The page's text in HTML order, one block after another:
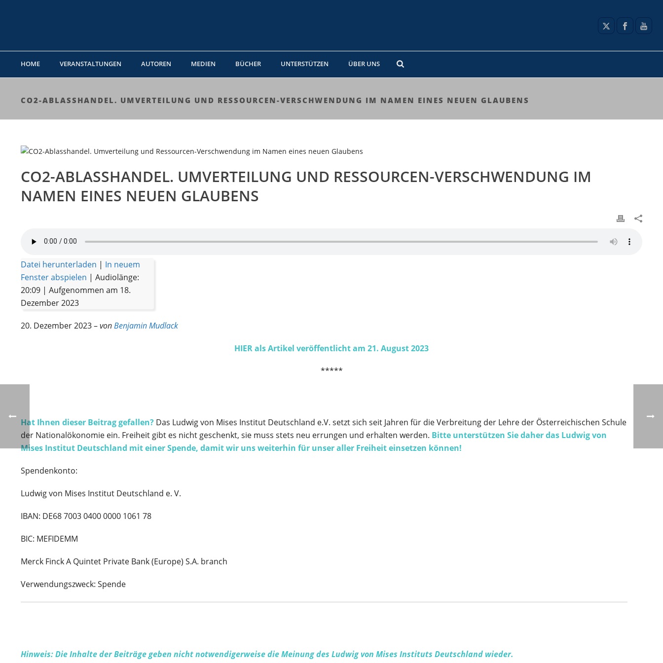
HOME VERANSTALTUNGEN AUTOREN MEDIEN BÜCHER UNTERSTÜTZEN ÜBER UNS
CO2-ABLASSHANDEL. UMVERTEILUNG UND RESSOURCEN-VERSCHWENDUNG IM NAMEN EINES NEUEN GLAUBENS
CO2-ABLASSHANDEL. UMVERTEILUNG UND RESSOURCEN-VERSCHWENDUNG IM
NAMEN EINES NEUEN GLAUBENS
Datei herunterladen | In neuem
Fenster abspielen | Audiolänge:
20:09 | Aufgenommen am 18.
Dezember 2023
20. Dezember 2023 –vonBenjamin Mudlack
HIER als Artikel veröffentlicht am 21. August 2023
*****
Hat Ihnen dieser Beitrag gefallen? Das Ludwig von Mises Institut Deutschland e.V. setzt sich seit Jahren für die Verbreitung der Lehre der Österreichischen Schule
der Nationalökonomie ein. Freiheit gibt es nicht geschenkt, sie muss stets neu errungen und erhalten werden. Bitte unterstützen Sie daher das Ludwig von
Mises Institut Deutschland mit einer Spende, damit wir uns weiterhin für unser aller Freiheit einsetzen können!
Spendenkonto:
Ludwig von Mises Institut Deutschland e. V.
IBAN: DE68 7003 0400 0000 1061 78
BIC: MEFIDEMM
Merck Finck A Quintet Private Bank (Europe) S.A. branch
Verwendungszweck: Spende
Hinweis: Die Inhalte der Beiträge geben nicht notwendigerweise die Meinung des Ludwig von Mises Instituts Deutschland wieder.